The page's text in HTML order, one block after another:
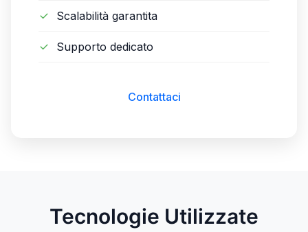
Scalabilità garantita
Supporto dedicato
Contattaci
Tecnologie Utilizzate